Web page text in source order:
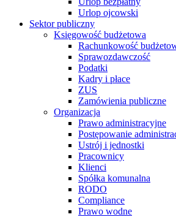
Urlop ojcowski
Sektor publiczny
Księgowość budżetowa
Rachunkowość
Sprawozdawczość
Podatki
Kadry i płace
ZUS
Zamówienia publiczne
Organizacja
Prawo administracyjne
Postępowanie
Ustrój i jednostki
Pracownicy
Klienci
Spółka komunalna
RODO
Compliance
Prawo wodne